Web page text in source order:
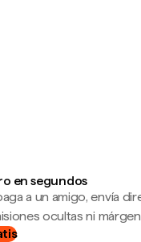
en segundos
a un amigo, envía
ocultas ni